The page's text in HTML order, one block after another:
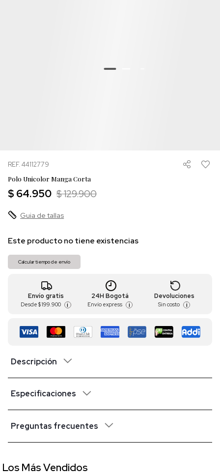
REF. 44112779
Polo Unicolor Manga Corta
$ 64.950 $ 129.900
Guia de tallas
Este producto no tiene existencias
Calcular tiempo de envío
Envío gratis
Desde $ 199.900 i
24H Bogotá
Envío express i
Devoluciones
Sin costo i
Descripción
Especificaciones
Preguntas frecuentes
Los Más Vendidos